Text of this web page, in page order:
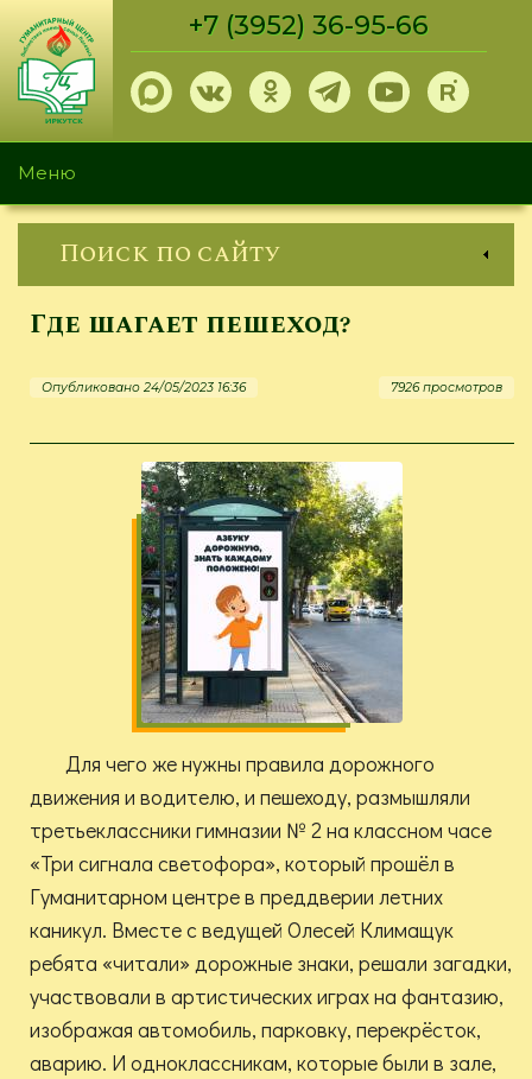
Перейти
основному
содержанию
+7 (3952) 36-95-66
Меню
Поиск по сайту
Где шагает пешеход?
Опубликовано 24/05/2023 16:36 7926 просмотров
Для чего же нужны правила дорожного
движения и водителю, и пешеходу, размышляли
третьеклассники гимназии № 2 на классном часе
«Три сигнала светофора», который прошёл в
Гуманитарном центре в преддверии летних
каникул. Вместе с ведущей Олесей Климащук
ребята «читали» дорожные знаки, решали загадки,
участвовали в артистических играх на фантазию,
изображая автомобиль, парковку, перекрёсток,
аварию. И одноклассникам, которые были в зале,